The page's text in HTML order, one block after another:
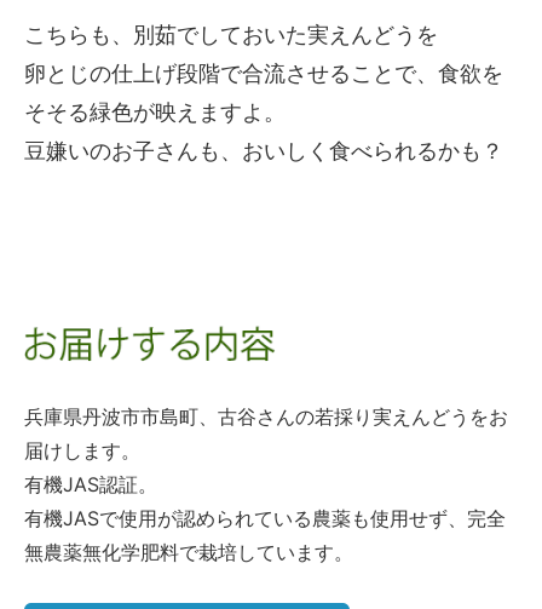
こちらも、別茹でしておいた実えんどうを
卵とじの仕上げ段階で合流させることで、食欲を
そそる緑色が映えますよ。
豆嫌いのお子さんも、おいしく食べられるかも？
兵庫県丹波市市島町、古谷さんの若採り実えんどうをお
届けします。
有機JAS認証。
有機JASで使用が認められている農薬も使用せず、完全
無農薬無化学肥料で栽培しています。